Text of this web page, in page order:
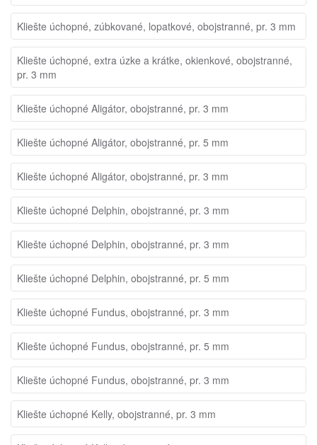
Kliešte úchopné, zúbkované, lopatkové, obojstranné, pr. 3 mm
Kliešte úchopné, extra úzke a krátke, okienkové, obojstranné,
pr. 3 mm
Kliešte úchopné Aligátor, obojstranné, pr. 3 mm
Kliešte úchopné Aligátor, obojstranné, pr. 5 mm
Kliešte úchopné Aligátor, obojstranné, pr. 3 mm
Kliešte úchopné Delphin, obojstranné, pr. 3 mm
Kliešte úchopné Delphin, obojstranné, pr. 3 mm
Kliešte úchopné Delphin, obojstranné, pr. 5 mm
Kliešte úchopné Fundus, obojstranné, pr. 3 mm
Kliešte úchopné Fundus, obojstranné, pr. 5 mm
Kliešte úchopné Fundus, obojstranné, pr. 3 mm
Kliešte úchopné Kelly, obojstranné, pr. 3 mm